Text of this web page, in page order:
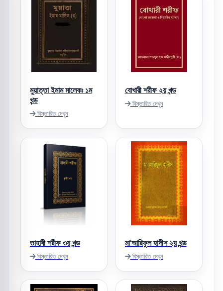
মুয়াত্তা ইমাম মালেকঃ ১ম
খন্ড
বিস্তারিত দেখুন
বোখারী শরীফ ২য় খন্ড
বিস্তারিত দেখুন
তাহাবী শরীফ ৩য় খন্ড
বিস্তারিত দেখুন
মা'আরিফুল হাদীস ২য় খন্ড
বিস্তারিত দেখুন